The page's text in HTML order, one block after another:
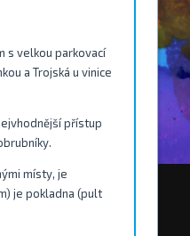
s velkou parkovací
a Trojská u vinice
přístup
místy, je
je pokladna (pult